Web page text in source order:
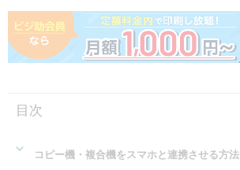
目次
コピー機・複合機をスマホと連携させる方法